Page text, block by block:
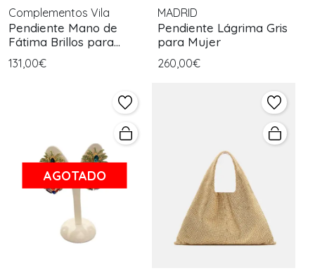
Complementos Vila
Pendiente Mano de
Fátima Brillos para
Mujer
131,00€
MADRID
Pendiente Lágrima Gris
para Mujer
260,00€
AGOTADO